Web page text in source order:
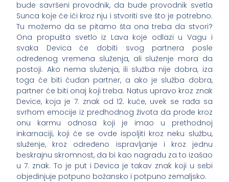
bude savršeni provodnik, da bude provodnik svetla
Sunca koje će ići kroz nju i stvoriti sve što je potrebno.
Tu možemo da se pitamo šta ona treba da stvori?
Ona propušta svetlo iz Lava koje odlazi u Vagu i
svaka Devica će dobiti svog partnera posle
određenog vremena služenja, ali služenje mora da
postoji. Ako nema služenja, ili služba nije dobra, iza
toga će biti čudan partner, a ako je služba dobra,
partner će biti onaj koji treba. Natus upravo kroz znak
Device, koja je 7. znak od 12. kuće, uvek se rađa sa
svrhom emocije iz predhodnog života da prođe kroz
onu karmu odnosa koji je imao u prethodnoj
inkarnaciji, koji će se ovde ispoljiti kroz neku službu,
služenje, kroz određeno ispravljanje i kroz jednu
beskrajnu skromnost, da bi kao nagradu za to izašao
u 7. znak. To je put i Devica je takav znak koji u sebi
objedinjuje potpuno božansko i potpuno zemaljsko.